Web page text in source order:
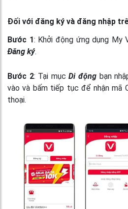
Đối với đăng ký và đăng nhập
Bước 1: Khởi động ứng dụng My
Đăng ký.
Bước 2: Tại mụcDi độngbạn
vào và bấm tiếp tục để nhận mã
thoại.